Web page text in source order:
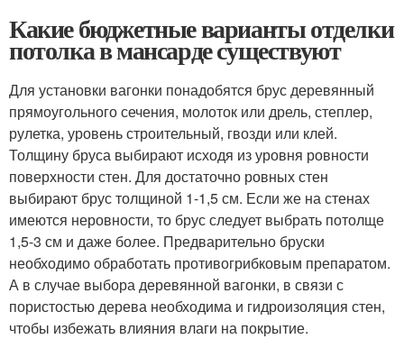
Какие бюджетные варианты отделки
потолка в мансарде существуют
Для установки вагонки понадобятся брус деревянный
прямоугольного сечения, молоток или дрель, степлер,
рулетка, уровень строительный, гвозди или клей.
Толщину бруса выбирают исходя из уровня ровности
поверхности стен. Для достаточно ровных стен
выбирают брус толщиной 1-1,5 см. Если же на стенах
имеются неровности, то брус следует выбрать потолще
1,5-3 см и даже более. Предварительно бруски
необходимо обработать противогрибковым препаратом.
А в случае выбора деревянной вагонки, в связи с
пористостью дерева необходима и гидроизоляция стен,
чтобы избежать влияния влаги на покрытие.